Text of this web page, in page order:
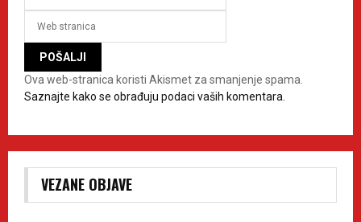
Ova web-stranica koristi Akismet za smanjenje spama.
Saznajte kako se obrađuju podaci vaših komentara.
VEZANE OBJAVE